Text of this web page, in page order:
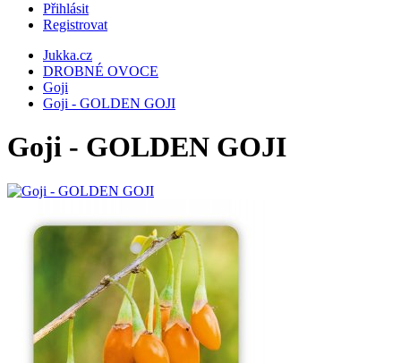
Přihlásit
Registrovat
Jukka.cz
DROBNÉ OVOCE
Goji
Goji - GOLDEN GOJI
Goji - GOLDEN GOJI